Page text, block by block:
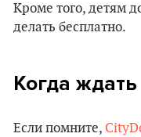
Кроме того, детям
делать бесплатно.
Когда
Если помните,